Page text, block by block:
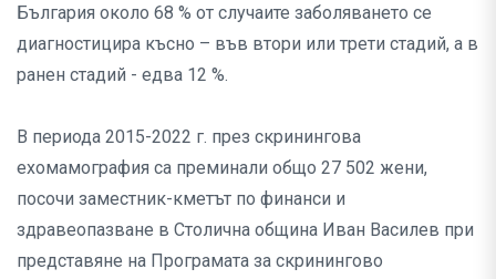
България около 68 % от случаите заболяването се
диагностицира късно – във втори или трети стадий, а в
ранен стадий - едва 12 %.
В периода 2015-2022 г. през скринингова
ехомамография са преминали общо 27 502 жени,
посочи заместник-кметът по финанси и
здравеопазване в Столична община Иван Василев при
представяне на Програмата за скринингово